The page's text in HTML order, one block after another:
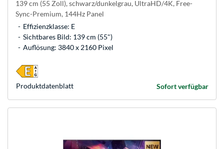
139 cm (55 Zoll), schwarz/dunkelgrau, UltraHD/4K, Free-
Sync-Premium, 144Hz Panel
Effizienzklasse: E
Sichtbares Bild: 139 cm (55")
Auflösung: 3840 x 2160 Pixel
Sofort verfügbar
Produkt­datenblatt